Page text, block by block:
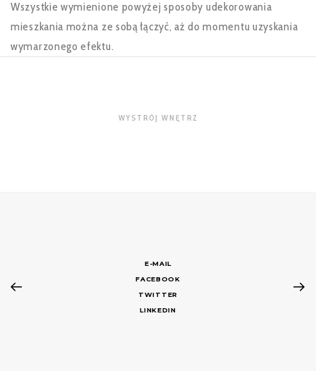
Wszystkie wymienione powyżej sposoby udekorowania
mieszkania można ze sobą łączyć, aż do momentu uzyskania
wymarzonego efektu.
WYSTRÓJ WNĘTRZ
E-MAIL
FACEBOOK
TWITTER
LINKEDIN